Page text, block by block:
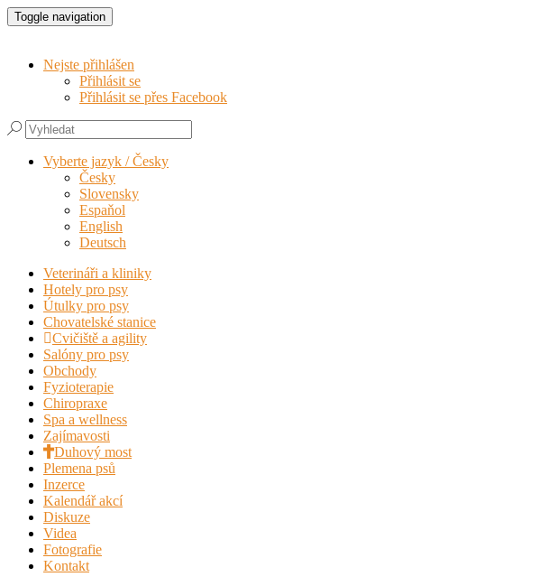
Toggle navigation
Nejste přihlášen
Přihlásit se
Přihlásit se přes Facebook
Vyberte jazyk / Česky
Česky
Slovensky
Espaňol
English
Deutsch
Veterináři a kliniky
Hotely pro psy
Útulky pro psy
Chovatelské stanice
Cvičiště a agility
Salóny pro psy
Obchody
Fyzioterapie
Chiropraxe
Spa a wellness
Zajímavosti
Duhový most
Plemena psů
Inzerce
Kalendář akcí
Diskuze
Videa
Fotografie
Kontakt